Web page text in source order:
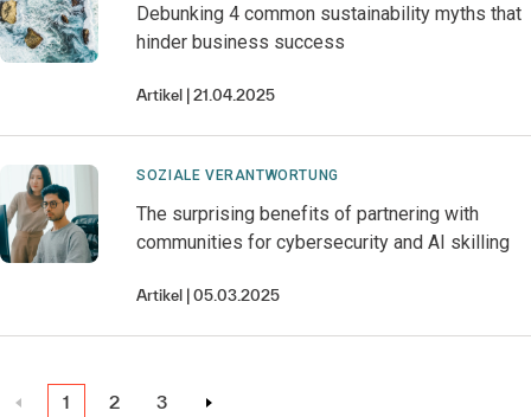
Debunking 4 common sustainability myths that
hinder business success
Artikel 21.04.2025
SOZIALE VERANTWORTUNG
The surprising benefits of partnering with
communities for cybersecurity and AI skilling
Artikel 05.03.2025
1 2 3